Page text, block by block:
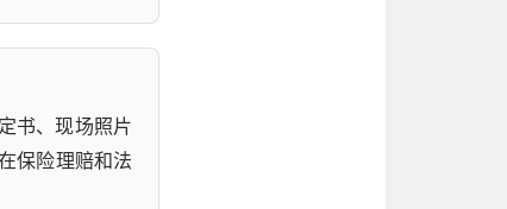
书、现场照片
保险理赔和法